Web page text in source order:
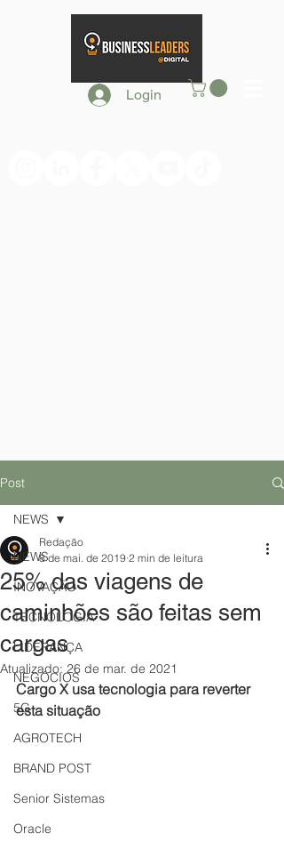
Login
Post
NEWS
INOVAÇÃO
TECNOLOGIA
LIDERANÇA
NEGÓCIOS
5G
AGROTECH
BRAND POST
Senior Sistemas
Oracle
NEWS
25% das viagens de
caminhões são feitas sem
cargas
Redação
8 de mai. de 2019 2 min de leitura
Atualizado:26 de mar. de 2021
Cargo X usa tecnologia para reverter
esta situação